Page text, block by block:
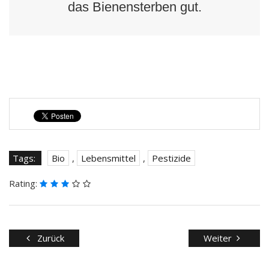
das Bienensterben gut.
Tags: Bio , Lebensmittel , Pestizide
Rating:
Zurück Weiter